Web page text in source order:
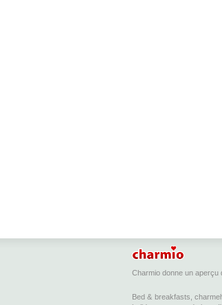
Charmio donne un
Bed & breakfasts,